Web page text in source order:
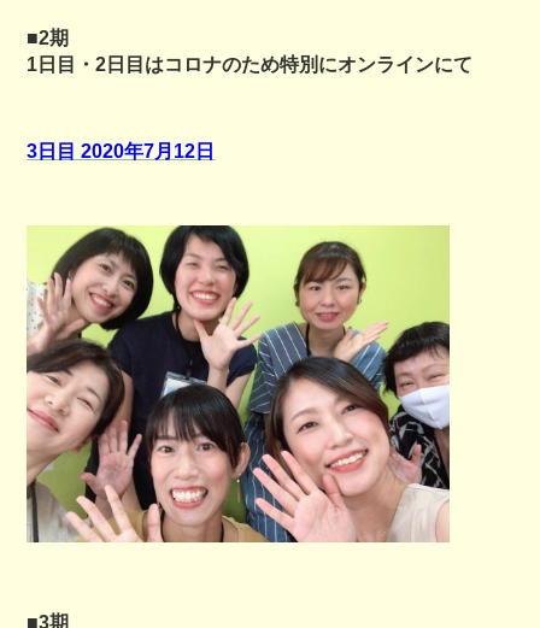
■2期
1日目・2日目はコロナのため特別にオンラインにて
3日目 2020年7月12日
■3期